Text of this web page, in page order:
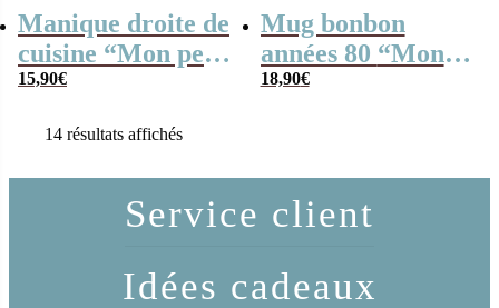
Manique droite de
cuisine “Mon petit
fils parfait” –
papy personnalisé
15,90€
Mug bonbon
années 80 “Mon
petit fils parfait”
18,90€
14 résultats affichés
Service client
Idées cadeaux